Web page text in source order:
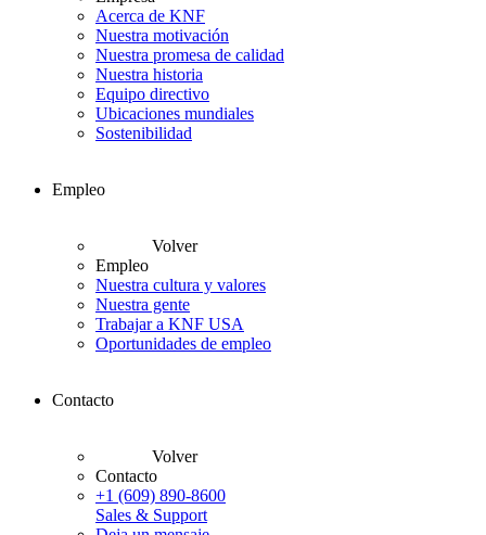
Acerca de KNF
Nuestra motivación
Nuestra promesa de calidad
Nuestra historia
Equipo directivo
Ubicaciones mundiales
Sostenibilidad
Empleo
Volver
Empleo
Nuestra cultura y valores
Nuestra gente
Trabajar a KNF USA
Oportunidades de empleo
Contacto
Volver
Contacto
+1 (609) 890-8600
Sales & Support